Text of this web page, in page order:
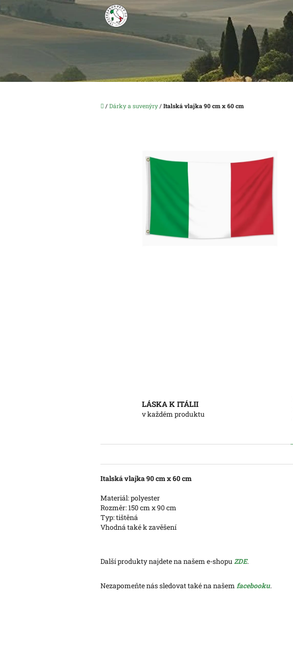
na
obsah
Domů
/Dárky a suvenýry/Italská vlajka 90 cm x 60 cm
LÁSKA K ITÁLII
v každém produktu
Italská vlajka 90 cm x 60 cm
Materiál: polyester
Rozměr: 150 cm x 90 cm
Typ: tištěná
Vhodná také k zavěšení
Další produkty najdete na našem e-shopu ZDE.
Nezapomeňte nás sledovat také na našem facebooku.